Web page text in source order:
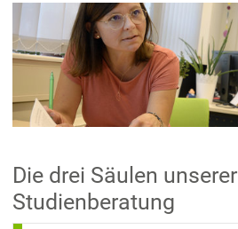
Die drei Säulen unserer
Studienberatung